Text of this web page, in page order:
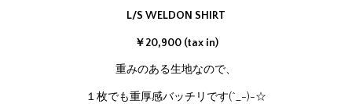
L/S WELDON SHIRT
￥20,900 (tax in)
重みのある生地なので、
１枚でも重厚感バッチリです(^_-)-☆